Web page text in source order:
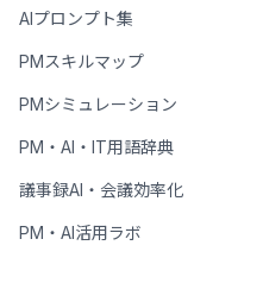
AIプロンプト集
PMスキルマップ
PMシミュレーション
PM・AI・IT用語辞典
議事録AI・会議効率化
PM・AI活用ラボ